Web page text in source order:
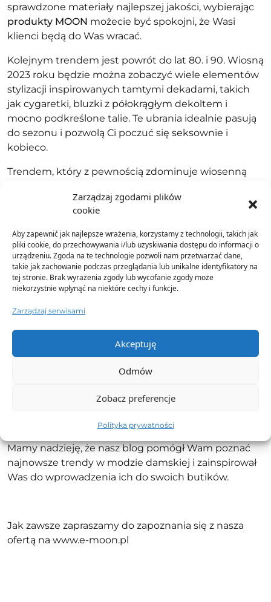
Zarządzaj zgodami plików
cookie
Aby zapewnić jak najlepsze wrażenia, korzystamy z technologii, takich jak
pliki cookie, do przechowywania i/lub uzyskiwania dostępu do informacji o
urządzeniu. Zgoda na te technologie pozwoli nam przetwarzać dane,
takie jak zachowanie podczas przeglądania lub unikalne identyfikatory na
tej stronie. Brak wyrażenia zgody lub wycofanie zgody może
niekorzystnie wpłynąć na niektóre cechy i funkcje.
Zarządzaj serwisami
Akceptuję
Odmów
Zobacz preferencje
Polityka prywatności
sprawdzone materiały najlepszej jakości, wybierając
produkty MOON możecie być spokojni, że Wasi
klienci będą do Was wracać.
Kolejnym trendem jest powrót do lat 80. i 90. Wiosną
2023 roku będzie można zobaczyć wiele elementów
stylizacji inspirowanych tamtymi dekadami, takich
jak cygaretki, bluzki z półokrągłym dekoltem i
mocno podkreślone talie. Te ubrania idealnie pasują
do sezonu i pozwolą Ci poczuć się seksownie i
kobieco.
Trendem, który z pewnością zdominuje wiosenną
jasny róż, żółty, błękit i mentol będą królować w
kolekcjach projektantów. Te delikatne kolory idealnie
pasują do wiosennych stylizacji i dodają im świeżości.
Jeśli chodzi o nadruki, to wiosną 2023 roku będą
królować motywy kwiatowe i geometryczne. Te
wzory pojawią się nasukienkach,spódnicach
bardzo oryginalne i z pewnością przyciągną uwagę.
Mamy nadzieję, że nasz blog pomógł Wam poznać
najnowsze trendy w modzie damskiej i zainspirował
Was do wprowadzenia ich do swoich butików.
Jak zawsze zapraszamy do zapoznania się z nasza
ofertą na www.e-moon.pl